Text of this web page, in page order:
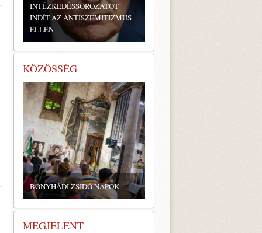
INTÉZKEDÉSSOROZATOT
INDÍT AZ ANTISZEMITIZMUS
ELLEN
KÖZÖSSÉG
ZSIDÓ NAPOK
ZSIDÓ GASZTRONÓMIAI
TALÁLKOZÓ A BONYHÁDI
ZSINAGÓGÁBAN
MEGJELENT